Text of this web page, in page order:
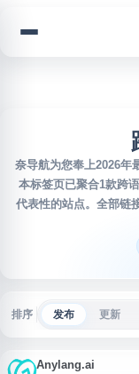
奈导航为您奉上2026年
本标签页已聚合1款跨
代表性的站点。全部链
排序 发布 更新
Anylang.ai